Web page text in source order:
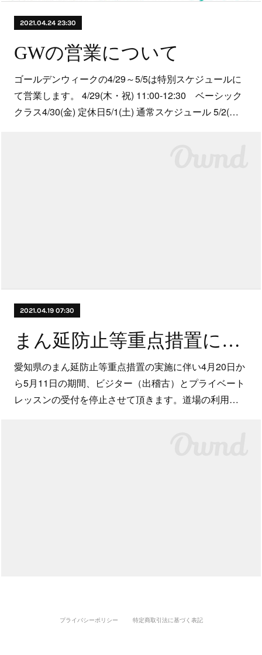
2021.04.24 23:30
GWの営業について
ゴールデンウィークの4/29～5/5は特別スケジュールに
て営業します。 4/29(木・祝) 11:00-12:30 ベーシック
クラス4/30(金) 定休日5/1(土) 通常スケジュール 5/2(…
2021.04.19 07:30
まん延防止等重点措置に伴う営業について
愛知県のまん延防止等重点措置の実施に伴い4月20日か
ら5月11日の期間、ビジター（出稽古）とプライベート
レッスンの受付を停止させて頂きます。道場の利用…
プライバシーポリシー 特定商取引法に基づく表記